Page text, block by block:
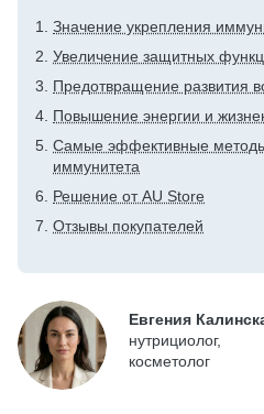
Значение укрепления
Увеличение защитных
Предотвращение развития
Повышение энергии и
Самые эффективные
иммунитета
Решение от AU Store
Отзывы покупателей
Евгения
нутрициолог,
косметолог